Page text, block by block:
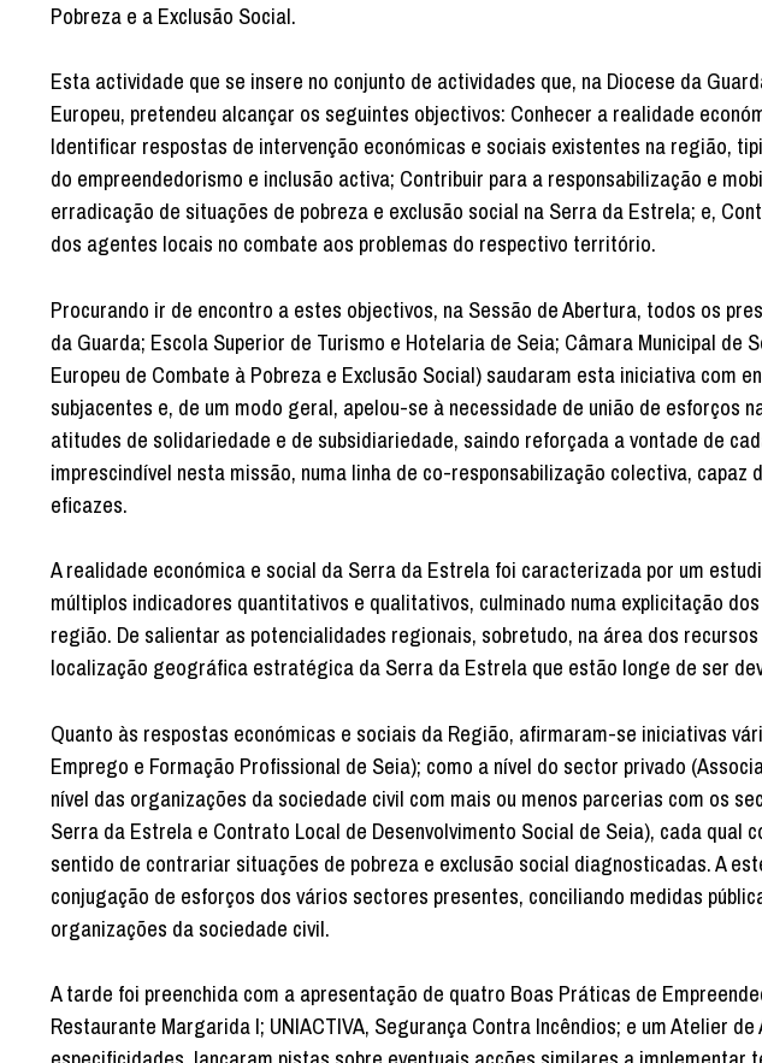
Pobreza e a Exclusão Social.
Esta actividade que se insere no conjunto de actividades que, na Diocese da
Europeu, pretendeu alcançar os seguintes objectivos: Conhecer a realidade
Identificar respostas de intervenção económicas e sociais existentes na região,
do empreendedorismo e inclusão activa; Contribuir para a responsabilização e
erradicação de situações de pobreza e exclusão social na Serra da Estrela; e,
dos agentes locais no combate aos problemas do respectivo território.
Procurando ir de encontro a estes objectivos, na Sessão de Abertura, todos os
da Guarda; Escola Superior de Turismo e Hotelaria de Seia; Câmara Municipal de
Europeu de Combate à Pobreza e Exclusão Social) saudaram esta iniciativa com
subjacentes e, de um modo geral, apelou-se à necessidade de união de esforços
atitudes de solidariedade e de subsidiariedade, saindo reforçada a vontade de
imprescindível nesta missão, numa linha de co-responsabilização colectiva,
eficazes.
A realidade económica e social da Serra da Estrela foi caracterizada por um
múltiplos indicadores quantitativos e qualitativos, culminado numa explicitação
região. De salientar as potencialidades regionais, sobretudo, na área dos
localização geográfica estratégica da Serra da Estrela que estão longe de ser
Quanto às respostas económicas e sociais da Região, afirmaram-se iniciativas
Emprego e Formação Profissional de Seia); como a nível do sector privado
nível das organizações da sociedade civil com mais ou menos parcerias com os
Serra da Estrela e Contrato Local de Desenvolvimento Social de Seia), cada qual
sentido de contrariar situações de pobreza e exclusão social diagnosticadas. A
conjugação de esforços dos vários sectores presentes, conciliando medidas
organizações da sociedade civil.
A tarde foi preenchida com a apresentação de quatro Boas Práticas de
Restaurante Margarida I; UNIACTIVA, Segurança Contra Incêndios; e um Atelier